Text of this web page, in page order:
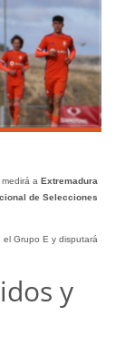
a Extremadura
de Selecciones
Grupo E y disputará
y